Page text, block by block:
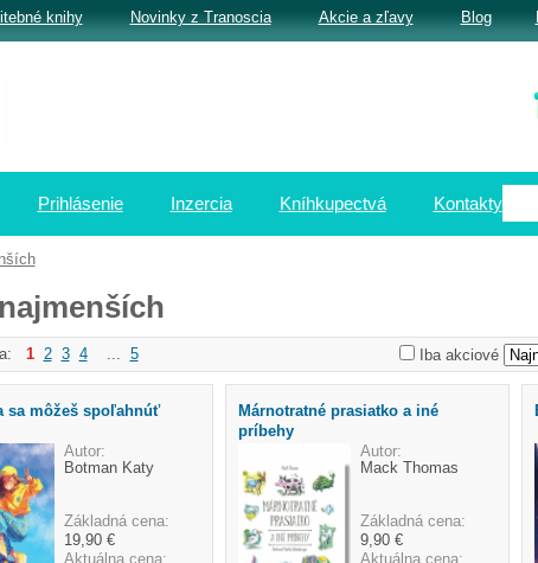
Prihlásenie Inzercia Kníhkupectvá Kontakty
Iba akciové
1 2 3 4... 5
sa môžeš spoľahnúť
Autor:
Botman Katy
Základná cena:
19,90 €
Aktuálna cena:
Márnotratné prasiatko a iné
príbehy
Autor:
Mack Thomas
Základná cena:
9,90 €
Aktuálna cena:
knihy Novinky z Tranoscia Akcie a zľavy Blog